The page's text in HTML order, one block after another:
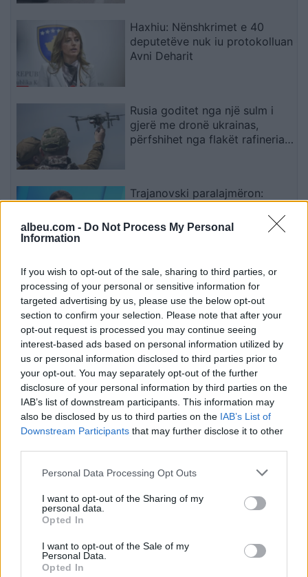
albeu.com - Do Not Process My Personal
Information
If you wish to opt-out of the sale, sharing to third parties, or
processing of your personal or sensitive information for
targeted advertising by us, please use the below opt-out
section to confirm your selection. Please note that after your
opt-out request is processed you may continue seeing
interest-based ads based on personal information utilized by
us or personal information disclosed to third parties prior to
your opt-out. You may separately opt-out of the further
disclosure of your personal information by third parties on the
IAB’s list of downstream participants. This information may
also be disclosed by us to third parties on the IAB’s List of
Downstream Participants that may further disclose it to other
Personal Data Processing Opt Outs
I want to opt-out of the Sharing of my
personal data.
Opted In
I want to opt-out of the Sale of my
Personal Data.
Opted In
Haxhiu: Nënshkrimet e 40
deputetëve nuk iu protokolluan
Avni Deharit
Rusia goditet nga një sulm i
gjerë me dronë ukrainas,
përfshihet nga flakët rafineria
Trajanovski paralajmëron:
të sjellë raste hepatiti
Foto/ Sydney Sweeney tërheq
vëmendjen me imazhet e reja
të koleksionit të saj